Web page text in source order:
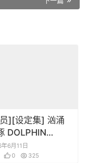
][设定集] 汹涌
DOLPHIN
OFFICIAL
6月11日
0 325